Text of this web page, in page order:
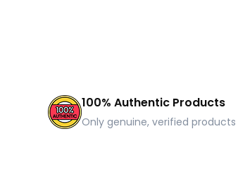
100% Authentic Products
Only genuine, verified products